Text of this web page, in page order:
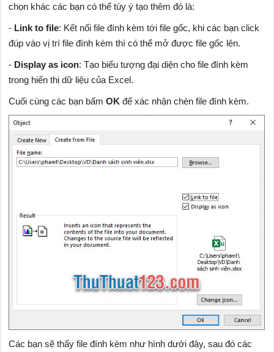
chọn khác các bạn có thể tùy ý tạo thêm đó là:
- Link to file: Kết nối file đính kèm tới file gốc, khi các bạn click
đúp vào vị trí file đính kèm thì có thể mở được file gốc lên.
- Display as icon: Tạo biểu tượng đại diện cho file đính kèm
trong hiển thị dữ liệu của Excel.
Cuối cùng các bạn bấmOK để xác nhận chèn file đính kèm.
Các bạn sẽ thấy file đính kèm như hình dưới đây, sau đó các